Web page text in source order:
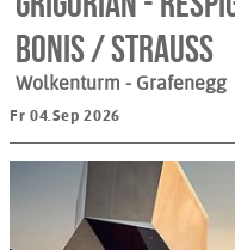
BONIS / STRAUSS
Wolkenturm - Grafenegg
Fr 04.Sep 2026